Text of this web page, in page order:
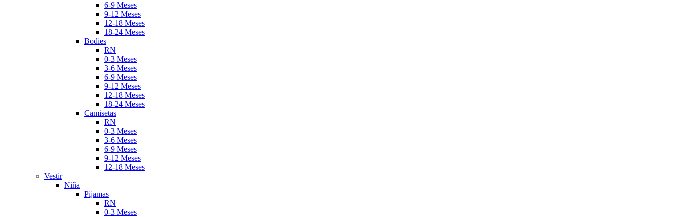
6-9 Meses
9-12 Meses
12-18 Meses
18-24 Meses
Bodies
RN
0-3 Meses
3-6 Meses
6-9 Meses
9-12 Meses
12-18 Meses
18-24 Meses
Camisetas
RN
0-3 Meses
3-6 Meses
6-9 Meses
9-12 Meses
12-18 Meses
Vestir
Niña
Pijamas
RN
0-3 Meses